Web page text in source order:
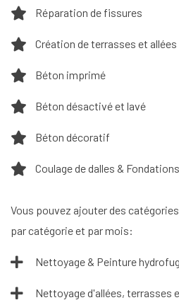
Réparation de fissures
Création de terrasses et allées
Béton imprimé
Béton désactivé et lavé
Béton décoratif
Coulage de dalles & Fondations
Vous pouvez ajouter des catégories
par catégorie et par mois:
Nettoyage & Peinture
Nettoyage d'allées, terrasses